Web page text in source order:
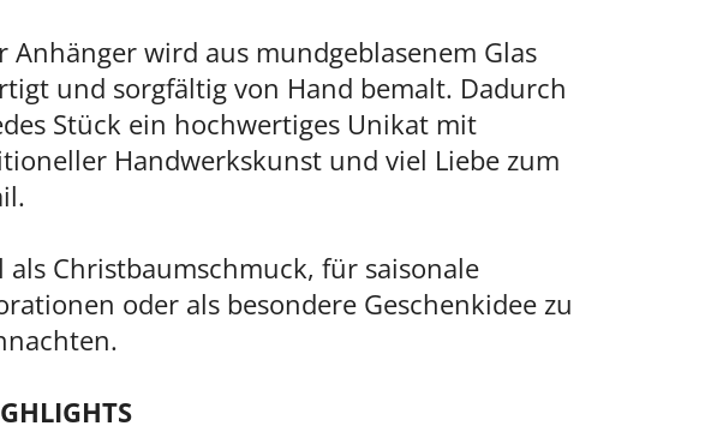
Anhänger wird aus mundgeblasenem Glas
und sorgfältig von Hand bemalt. Dadurch
Stück ein hochwertiges Unikat mit
Handwerkskunst und viel Liebe zum
als Christbaumschmuck, für saisonale
oder als besondere Geschenkidee zu